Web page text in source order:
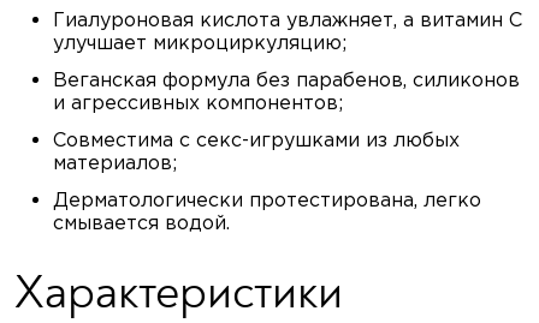
Гиалуроновая кислота увлажняет, а витамин C
улучшает микроциркуляцию;
Веганская формула без парабенов, силиконов
и агрессивных компонентов;
Совместима с секс-игрушками из любых
материалов;
Дерматологически протестирована, легко
смывается водой.
Характеристики